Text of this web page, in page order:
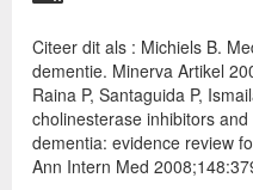
Citeer dit als : Michiels B.
dementie. Minerva Artikel
Raina P, Santaguida P,
cholinesterase inhibitors
dementia: evidence review
Ann Intern Med